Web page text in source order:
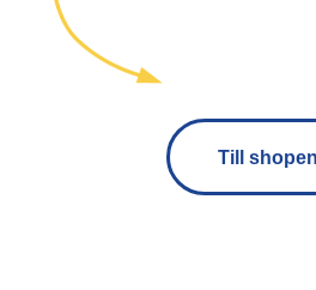
Till shopen